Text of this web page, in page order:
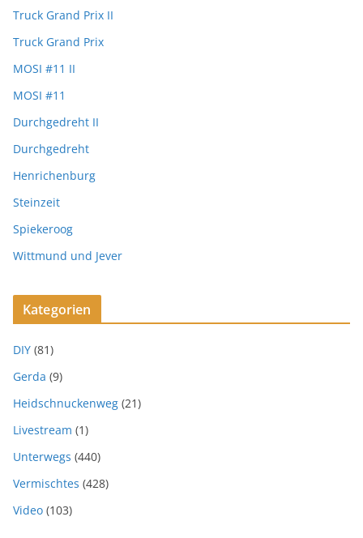
Truck Grand Prix II
Truck Grand Prix
MOSI #11 II
MOSI #11
Durchgedreht II
Durchgedreht
Henrichenburg
Steinzeit
Spiekeroog
Wittmund und Jever
Kategorien
DIY (81)
Gerda (9)
Heidschnuckenweg (21)
Livestream (1)
Unterwegs (440)
Vermischtes (428)
Video (103)